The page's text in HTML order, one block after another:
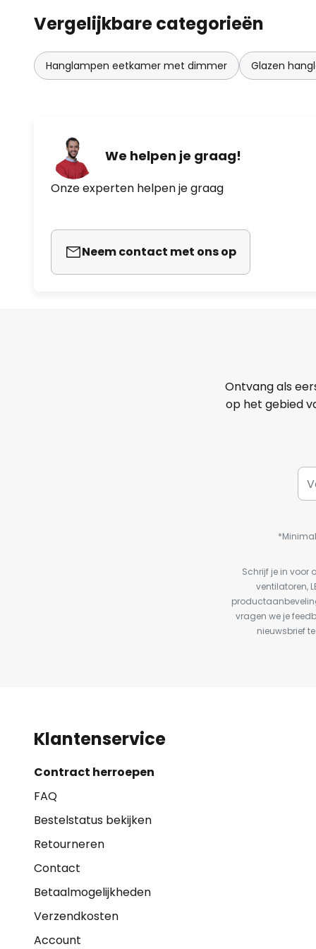
Vergelijkbare categorieën
Hanglampen eetkamer met dimmer Glazen
We helpen je graag!
Onze experten helpen je graag
Neem contact met ons op
Ontvang als
op het gebied
Schrijf je in voor
ventilatoren,
vragen we je
nieuwsbrief
Klantenservice
Contract herroepen
FAQ
Bestelstatus bekijken
Retourneren
Contact
Betaalmogelijkheden
Verzendkosten
Account